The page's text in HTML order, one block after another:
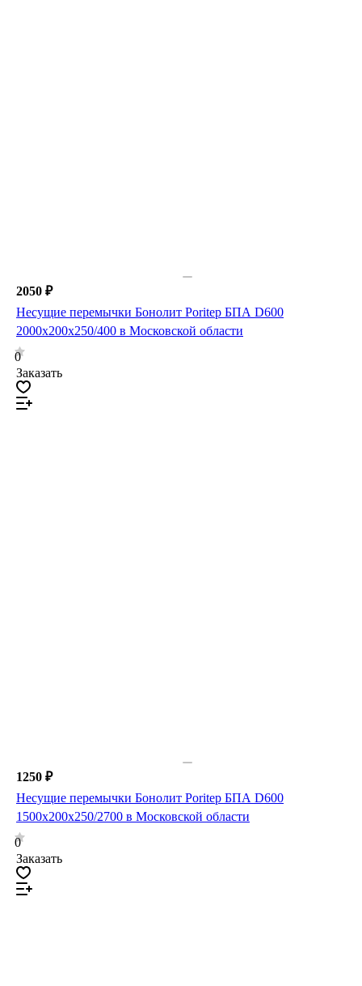
2050 ₽
Несущие перемычки Бонолит Poritep БПА D600
2000х200х250/400 в Московской области
0
Заказать
1250 ₽
Несущие перемычки Бонолит Poritep БПА D600
1500х200х250/2700 в Московской области
0
Заказать